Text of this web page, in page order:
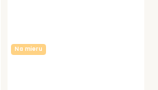
Na mieru